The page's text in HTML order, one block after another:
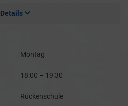
Details
Montag
18:00 – 19:30
Rückenschule